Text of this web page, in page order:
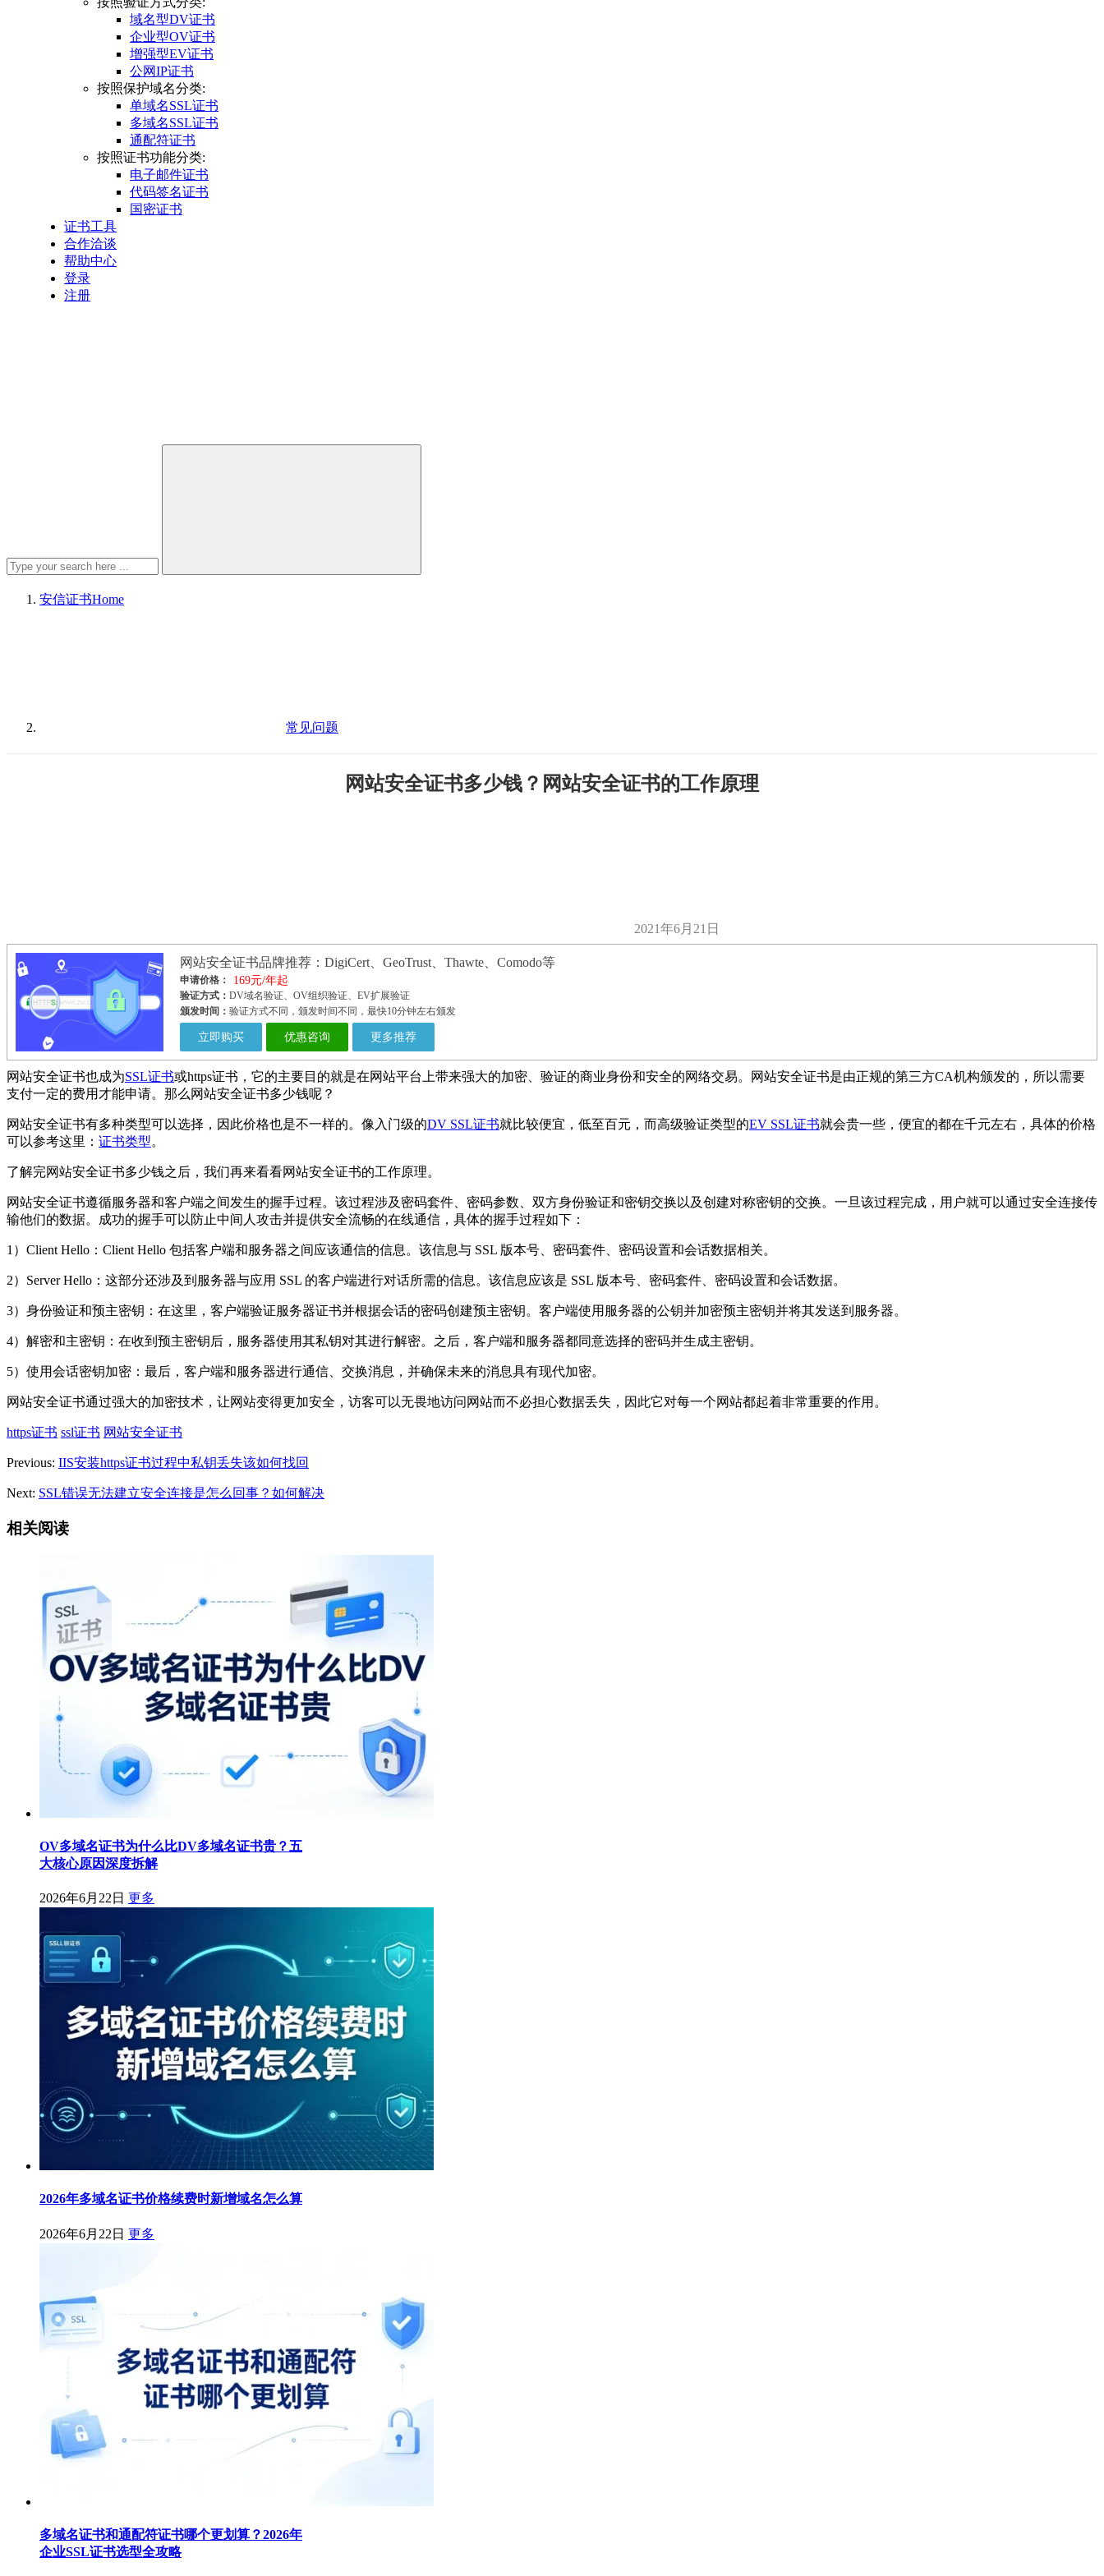
域名型DV证书
企业型OV证书
增强型EV证书
公网IP证书
按照保护域名分类:
单域名SSL证书
多域名SSL证书
通配符证书
按照证书功能分类:
电子邮件证书
代码签名证书
国密证书
证书工具
合作洽谈
帮助中心
登录
注册
安信证书Home
常见问题
网站安全证书多少钱？网站安全证书的工作原理
2021年6月21日
网站安全证书品牌推荐：DigiCert、GeoTrust、Thawte、Comodo等
申请价格： 169元/年起
验证方式： DV域名验证、OV组织验证、EV扩展验证
颁发时间： 验证方式不同，颁发时间不同，最快10分钟左右颁发
立即购买 优惠咨询 更多推荐
网站安全证书也成为SSL证书或https证书，它的主要目的就是在网站平台上带来强大的加密、验证的商业身份和安全的网络交易。网站安全证书是由正规的第三方CA机构颁发的，所以需要
支付一定的费用才能申请。那么网站安全证书多少钱呢？
网站安全证书有多种类型可以选择，因此价格也是不一样的。像入门级的DV SSL证书就比较便宜，低至百元，而高级验证类型的EV SSL证书就会贵一些，便宜的都在千元左右，具体的价格
可以参考这里： 证书类型。
了解完网站安全证书多少钱之后，我们再来看看网站安全证书的工作原理。
网站安全证书遵循服务器和客户端之间发生的握手过程。该过程涉及密码套件、密码参数、双方身份验证和密钥交换以及创建对称密钥的交换。一旦该过程完成，用户就可以通过安全连接传
输他们的数据。成功的握手可以防止中间人攻击并提供安全流畅的在线通信，具体的握手过程如下：
1）Client Hello：Client Hello 包括客户端和服务器之间应该通信的信息。该信息与 SSL 版本号、密码套件、密码设置和会话数据相关。
2）Server Hello：这部分还涉及到服务器与应用 SSL 的客户端进行对话所需的信息。该信息应该是 SSL 版本号、密码套件、密码设置和会话数据。
3）身份验证和预主密钥：在这里，客户端验证服务器证书并根据会话的密码创建预主密钥。客户端使用服务器的公钥并加密预主密钥并将其发送到服务器。
4）解密和主密钥：在收到预主密钥后，服务器使用其私钥对其进行解密。之后，客户端和服务器都同意选择的密码并生成主密钥。
5）使用会话密钥加密：最后，客户端和服务器进行通信、交换消息，并确保未来的消息具有现代加密。
网站安全证书通过强大的加密技术，让网站变得更加安全，访客可以无畏地访问网站而不必担心数据丢失，因此它对每一个网站都起着非常重要的作用。
https证书 ssl证书 网站安全证书
Previous: IIS安装https证书过程中私钥丢失该如何找回
Next: SSL错误无法建立安全连接是怎么回事？如何解决
相关阅读
OV多域名证书为什么比DV多域名证书贵？五
大核心原因深度拆解
2026年6月22日 更多
2026年多域名证书价格续费时新增域名怎么算
2026年6月22日 更多
多域名证书和通配符证书哪个更划算？2026年
企业SSL证书选型全攻略